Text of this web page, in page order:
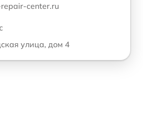
center.ru
улица, дом 4